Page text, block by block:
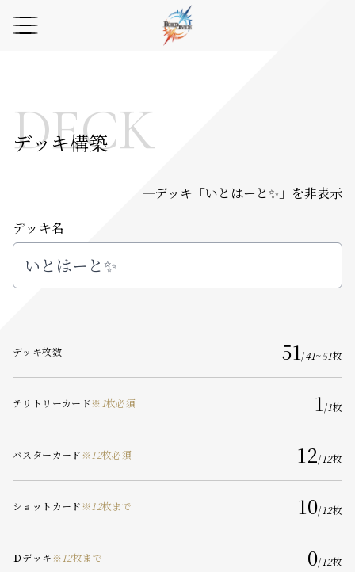
DECK
デッキ構築
デッキ「いとはーと✨ 」を非表示
デッキ名
デッキ枚数 51/41~51枚
テリトリーカード※ 1枚必須 1/1枚
バスターカード※ 12枚必須 12/ 12枚
ショットカード※ 12枚まで 10/ 12枚
Ｄデッキ※ 12枚まで 0/ 12枚